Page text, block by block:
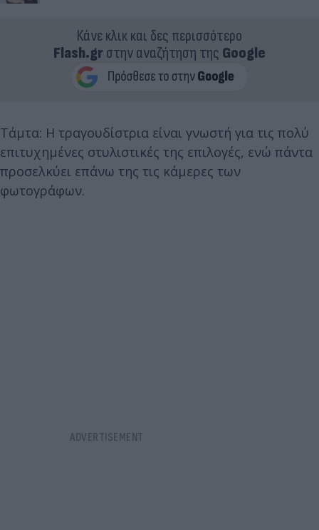
Κάνε κλικ και δες περισσότερο
Flash.grστην αναζήτηση της Google
Τάμτα: Η τραγουδίστρια είναι γνωστή για τις πολύ
επιτυχημένες στυλιστικές της επιλογές, ενώ πάντα
προσελκύει επάνω της τις κάμερες των
φωτογράφων.